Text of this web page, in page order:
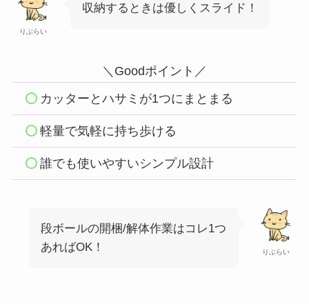
りぶらい
収納するときは優しくスライド！
＼Goodポイント／
カッターとハサミが1つにまとまる
軽量で気軽に持ち歩ける
誰でも使いやすいシンプル設計
りぶらい
段ボールの開梱/解体作業はコレ1つ
あればOK！